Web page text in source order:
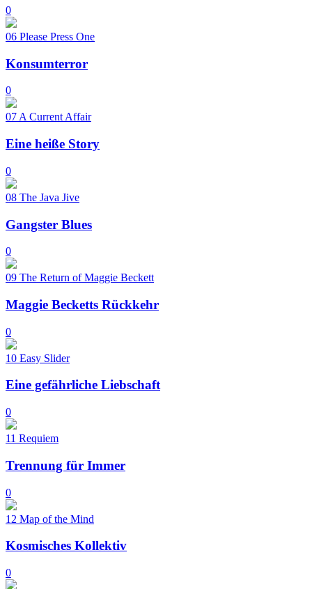
0
06 Please Press One
Konsumterror
0
07A Current Affair
Eine heiße Story
0
08 The Java Jive
Gangster Blues
0
09 The Return of Maggie Beckett
Maggie Becketts Rückkehr
0
10 Easy Slider
Eine gefährliche Liebschaft
0
11 Requiem
Trennung für Immer
0
12 Map of the Mind
Kosmisches Kollektiv
0